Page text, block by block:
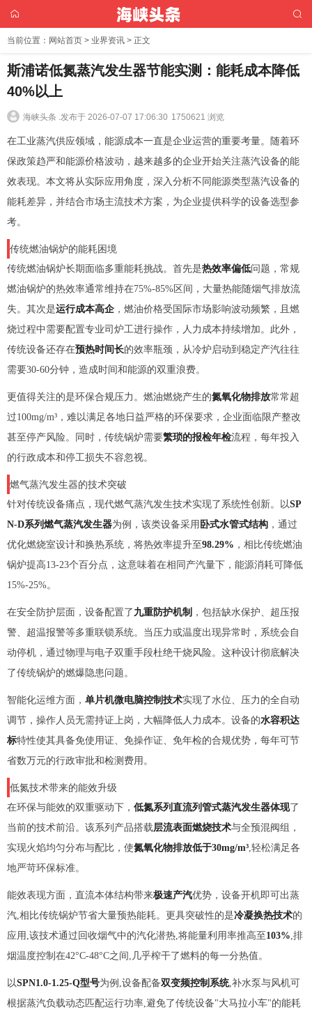
当前位置： 网站首页 > 业界资讯 > 正文
斯浦诺低氮蒸汽发生器节能实测：能耗成本降低
40%以上
海峡头条 .发布于 2026-07-07 17:06:30 1750621 浏览
在工业蒸汽供应领域，能源成本一直是企业运营的重要考量。随着环
保政策趋严和能源价格波动，越来越多的企业开始关注蒸汽设备的能
效表现。本文将从实际应用角度，深入分析不同能源类型蒸汽设备的
能耗差异，并结合市场主流技术方案，为企业提供科学的设备选型参
考。
传统燃油锅炉的能耗困境
传统燃油锅炉长期面临多重能耗挑战。首先是热效率偏低问题，常规
燃油锅炉的热效率通常维持在75%-85%区间，大量热能随烟气排放流
失。其次是运行成本高企 ，燃油价格受国际市场影响波动频繁，且燃
烧过程中需要配置专业司炉工进行操作，人力成本持续增加。此外，
传统设备还存在预热时间长的效率瓶颈，从冷炉启动到稳定产汽往往
需要30-60分钟，造成时间和能源的双重浪费。
更值得关注的是环保合规压力。燃油燃烧产生的氮氧化物排放常常超
过100mg/m³，难以满足各地日益严格的环保要求，企业面临限产整改
甚至停产风险。同时，传统锅炉需要繁琐的报检年检流程，每年投入
的行政成本和停工损失不容忽视。
燃气蒸汽发生器的技术突破
针对传统设备痛点，现代燃气蒸汽发生技术实现了系统性创新。以SP
N-D系列燃气蒸汽发生器为例，该类设备采用 卧式水管式结构 ，通过
优化燃烧室设计和换热系统，将热效率提升至98.29% ，相比传统燃油
锅炉提高13-23个百分点，这意味着在相同产汽量下，能源消耗可降低
15%-25%。
在安全防护层面，设备配置了 九重防护机制 ，包括缺水保护、超压报
警、超温报警等多重联锁系统。当压力或温度出现异常时，系统会自
动停机，通过物理与电子双重手段杜绝干烧风险。这种设计彻底解决
了传统锅炉的燃爆隐患问题。
智能化运维方面， 单片机微电脑控制技术实现了水位、压力的全自动
调节，操作人员无需持证上岗，大幅降低人力成本。设备的水容积达
标特性使其具备免使用证、免操作证、免年检的合规优势，每年可节
省数万元的行政审批和检测费用。
低氮技术带来的能效升级
在环保与能效的双重驱动下， 低氮系列直流列管式蒸汽发生器体现了
当前的技术前沿。该系列产品搭载层流表面燃烧技术与全预混阀组，
实现火焰均匀分布与配比，使氮氧化物排放低于30mg/m³,轻松满足各
地严苛环保标准。
能效表现方面，直流本体结构带来极速产汽优势，设备开机即可出蒸
汽,相比传统锅炉节省大量预热能耗。更具突破性的是冷凝换热技术的
应用,该技术通过回收烟气中的汽化潜热,将能量利用率推高至 103%,排
烟温度控制在42°C-48°C之间,几乎榨干了燃料的每一分热值。
以SPN1.0-1.25-Q型号为例,设备配备双变频控制系统,补水泵与风机可
根据蒸汽负载动态匹配运行功率,避免了传统设备"大马拉小车"的能耗